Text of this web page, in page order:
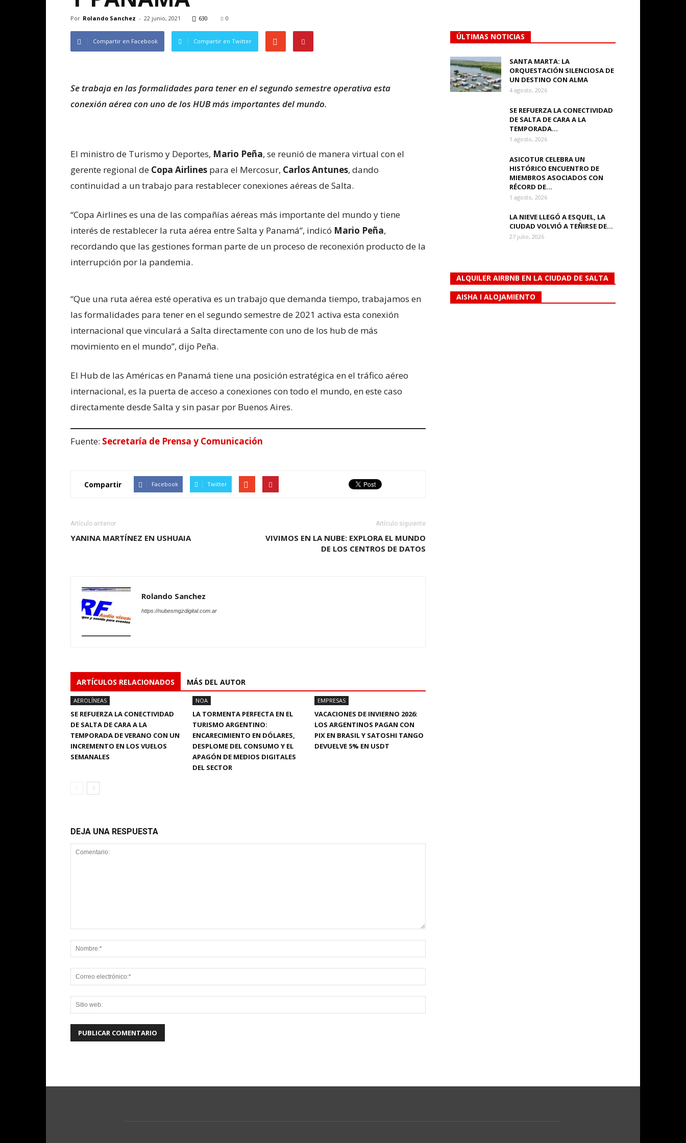
Por Rolando Sanchez - 22 junio, 2021 630 0
Compartir en Facebook Compartir en Twitter
Se trabaja en las formalidades para tener en el segundo semestre operativa esta
conexión aérea con uno de los HUB más importantes del mundo.
El ministro de Turismo y Deportes, Mario Peña, se reunió de manera virtual con el
gerente regional de Copa Airlines para el Mercosur, Carlos Antunes, dando
continuidad a un trabajo para restablecer conexiones aéreas de Salta.
“Copa Airlines es una de las compañías aéreas más importante del mundo y tiene
interés de restablecer la ruta aérea entre Salta y Panamá”, indicó Mario Peña,
recordando que las gestiones forman parte de un proceso de reconexión producto de la
interrupción por la pandemia.
“Que una ruta aérea esté operativa es un trabajo que demanda tiempo, trabajamos en
las formalidades para tener en el segundo semestre de 2021 activa esta conexión
internacional que vinculará a Salta directamente con uno de los hub de más
movimiento en el mundo”, dijo Peña.
El Hub de las Américas en Panamá tiene una posición estratégica en el tráfico aéreo
internacional, es la puerta de acceso a conexiones con todo el mundo, en este caso
directamente desde Salta y sin pasar por Buenos Aires.
Fuente: Secretaría de Prensa y Comunicación
Compartir Facebook Twitter
Artículo anterior
YANINA MARTÍNEZ EN USHUAIA
Artículo siguiente
VIVIMOS EN LA NUBE: EXPLORA EL MUNDO
DE LOS CENTROS DE DATOS
Rolando Sanchez
https://nubesmgzdigital.com.ar
ARTÍCULOS RELACIONADOS MÁS DEL AUTOR
AEROLÍNEAS
SE REFUERZA LA CONECTIVIDAD
DE SALTA DE CARA A LA
TEMPORADA DE VERANO CON UN
INCREMENTO EN LOS VUELOS
SEMANALES
NOA
LA TORMENTA PERFECTA EN EL
TURISMO ARGENTINO:
ENCARECIMIENTO EN DÓLARES,
DESPLOME DEL CONSUMO Y EL
APAGÓN DE MEDIOS DIGITALES
DEL SECTOR
EMPRESAS
VACACIONES DE INVIERNO 2026:
LOS ARGENTINOS PAGAN CON
PIX EN BRASIL Y SATOSHI TANGO
DEVUELVE 5% EN USDT
DEJA UNA RESPUESTA
ÚLTIMAS NOTICIAS
SANTA MARTA: LA
ORQUESTACIÓN SILENCIOSA DE
UN DESTINO CON ALMA
4 agosto, 2026
SE REFUERZA LA CONECTIVIDAD
DE SALTA DE CARA A LA
TEMPORADA...
1 agosto, 2026
ASICOTUR CELEBRA UN
HISTÓRICO ENCUENTRO DE
MIEMBROS ASOCIADOS CON
RÉCORD DE...
1 agosto, 2026
LA NIEVE LLEGÓ A ESQUEL, LA
CIUDAD VOLVIÓ A TEÑIRSE DE...
27 julio, 2026
ALQUILER AIRBNB EN LA CIUDAD DE SALTA
AISHA I ALOJAMIENTO